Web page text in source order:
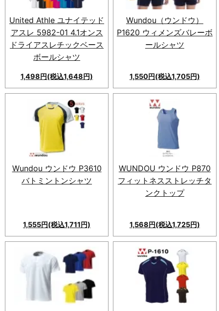
United Athle ユナイテッド
アスレ 5982-01 4.1オンス
ドライアスレチックベース
ボールシャツ
1,498円(税込1,648円)
新登場｜United Athle ユナイ
テッドアスレ 5982-01 4.1オン
ス ドライアスレチックベースボ
ールシャツ。着心地◎、カジュ
アルにもスポーティにも着こな
せるオールシーズン対応ウェ
ア。
Wundou（ウンドウ）
P1620 ウィメンズバレーボ
ールシャツ
1,550円(税込1,705円)
軽くて動きやすいバレーボール
シャツ！吸汗速乾素材で快適。
女性らしいシルエット、ラグラ
ン袖採用。プレー中の快適さと
動きやすさを両立。
Wundou ウンドウ P3610
バトミントンシャツ
1,555円(税込1,711円)
WUNDOU ウンドウ P870
フィットネスストレッチタ
ンクトップ
1,568円(税込1,725円)